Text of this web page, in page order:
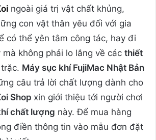
ngoài giá trị vật chất khủng,
con vật thân yêu đối với gia
có thể yên tâm công tác, hay đi
không phải lo lắng về các thiết
Máy sục khí FujiMac Nhật Bản
câu trả lời chất lượng dành cho
Shop xin giới thiệu tới người chơi
chất lượng này. Để mua hàng
điền thông tin vào mẫu đơn đặt